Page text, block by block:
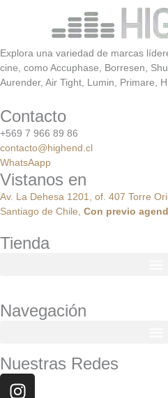
Explora una variedad de marcas
cine, como Accuphase, Borresen,
Aurender, Air Tight, Lumin, Primare,
Contacto
+569 7 966 89 86
contacto@highend.cl
WhatsAapp
Vistanos en
Av. La Dehesa 1201, of. 407 Torre
Santiago de Chile, Con previo
Tienda
Navegación
Nuestras Redes
Instagram
Facebook
Youtube